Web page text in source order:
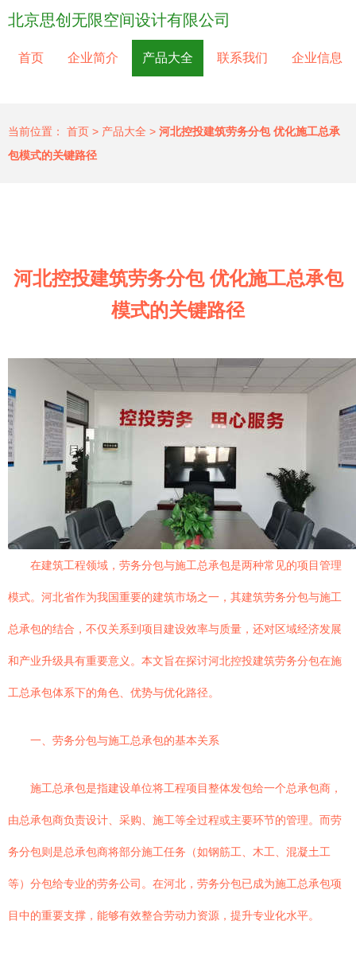
北京思创无限空间设计有限公司
首页 企业简介 产品大全 联系我们 企业信息
当前位置： 首页 > 产品大全 > 河北控投建筑劳务分包 优化施工总承
包模式的关键路径
河北控投建筑劳务分包 优化施工总承包
模式的关键路径
在建筑工程领域，劳务分包与施工总承包是两种常见的项目管理
模式。河北省作为我国重要的建筑市场之一，其建筑劳务分包与施工
总承包的结合，不仅关系到项目建设效率与质量，还对区域经济发展
和产业升级具有重要意义。本文旨在探讨河北控投建筑劳务分包在施
工总承包体系下的角色、优势与优化路径。
一、劳务分包与施工总承包的基本关系
施工总承包是指建设单位将工程项目整体发包给一个总承包商，
由总承包商负责设计、采购、施工等全过程或主要环节的管理。而劳
务分包则是总承包商将部分施工任务（如钢筋工、木工、混凝土工
等）分包给专业的劳务公司。在河北，劳务分包已成为施工总承包项
目中的重要支撑，能够有效整合劳动力资源，提升专业化水平。